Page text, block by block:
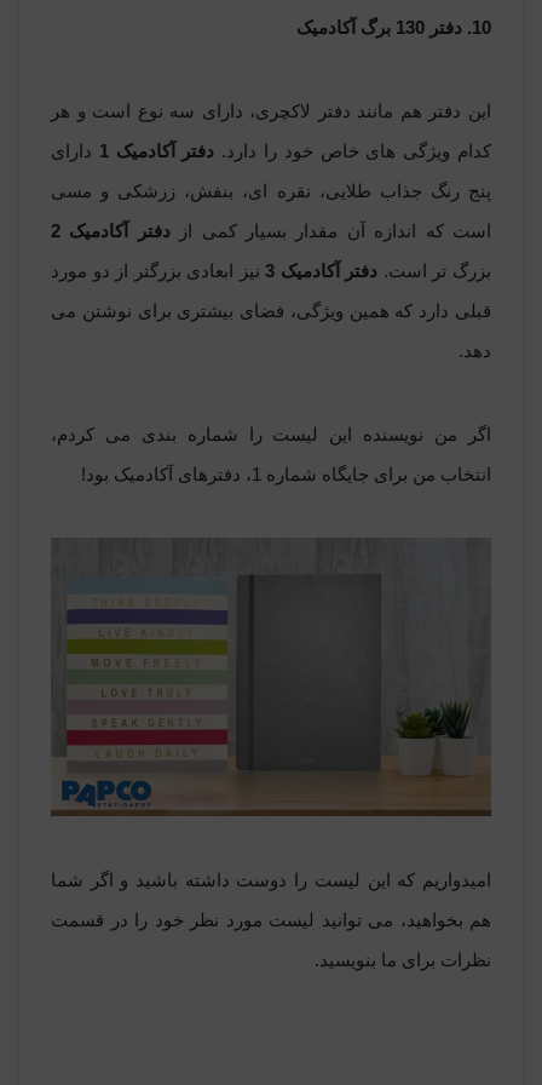
10. دفتر 130 برگ آکادمیک
این دفتر هم مانند دفتر لاکچری، دارای سه نوع است و هر
کدام ویژگی های خاص خود را دارد. دفتر آکادمیک 1
دارای
پنج رنگ جذاب طلایی، نقره ای، بنفش، زرشکی و مسی
است که اندازه آن مقدار بسیار کمی ازدفتر آکادمیک 2
بزرگ تر است. دفتر آکادمیک 3
نیز ابعادی بزرگتر از دو مورد
قبلی دارد که همین ویژگی، فضای بیشتری برای نوشتن می
دهد.
اگر من نویسنده این لیست را شماره بندی می کردم،
انتخاب من برای جایگاه شماره 1، دفترهای آکادمیک بود!
امیدواریم که این لیست را دوست داشته باشید و اگر شما
هم بخواهید، می توانید لیست مورد نظر خود را در قسمت
نظرات برای ما بنویسید.